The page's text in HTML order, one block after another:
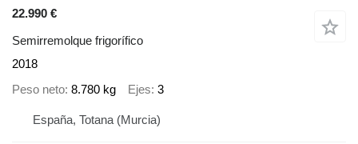
22.990 €
Semirremolque frigorífico
2018
Peso neto 8.780 kg Ejes 3
España, Totana (Murcia)